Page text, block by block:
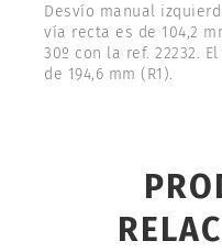
Desvío manual
vía recta es de 104,2
30º con la ref. 22232.
de 194,6 mm (R1).